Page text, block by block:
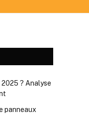
? Analyse
panneaux